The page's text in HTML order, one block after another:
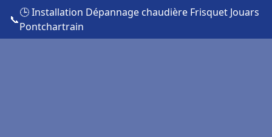
📞
🕒 Installation Dépannage chaudière Frisquet Jouars
Pontchartrain